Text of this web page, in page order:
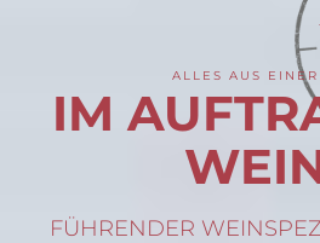
ALLES AUS
IM
FÜHRENDER